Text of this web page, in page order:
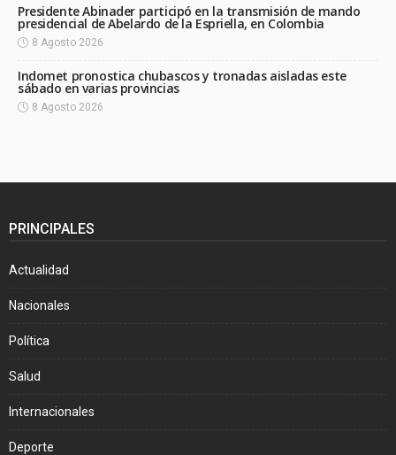
Presidente Abinader participó en la transmisión de mando
presidencial de Abelardo de la Espriella, en Colombia
8 Agosto 2026
Indomet pronostica chubascos y tronadas aisladas este
sábado en varias provincias
8 Agosto 2026
PRINCIPALES
Actualidad
Nacionales
Política
Salud
Internacionales
Deporte